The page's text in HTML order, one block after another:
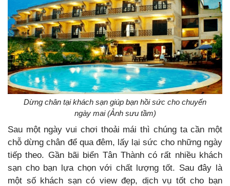
Dừng chân tại khách sạn giúp bạn hồi sức cho chuyến
ngày mai (Ảnh sưu tầm)
Sau một ngày vui chơi thoải mái thì chúng ta cần một
chỗ dừng chân để qua đêm, lấy lại sức cho những ngày
tiếp theo. Gần bãi biển Tân Thành có rất nhiều khách
sạn cho bạn lựa chọn với chất lượng tốt. Sau đây là
một số khách sạn có view đẹp, dịch vụ tốt cho bạn